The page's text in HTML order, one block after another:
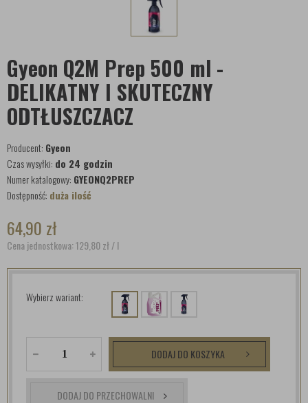
Gyeon Q2M Prep 500 ml -
DELIKATNY I SKUTECZNY
ODTŁUSZCZACZ
Producent: Gyeon
Czas wysyłki: do 24 godzin
Numer katalogowy: GYEONQ2PREP
Dostępność: duża ilość
64,90 zł
Cena jednostkowa: 129,80zł/ l
Wybierz wariant:
DODAJ DO KOSZYKA
DODAJ DO PRZECHOWALNI